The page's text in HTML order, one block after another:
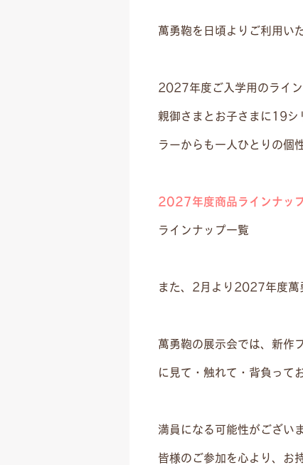
萬勇鞄を日頃よりご利用い
2027年度ご入学用のライン
親御さまとお子さまに19シ
ラーからも一人ひとりの個
2027年度商品ラインナッ
ラインナップ一覧
また、2月より2027年度萬
萬勇鞄の展示会では、新作
に見て・触れて・背負って
満員になる可能性がござい
皆様のご参加を心より、お